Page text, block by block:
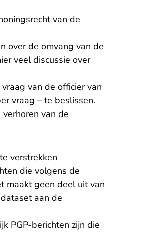
van de
over de omvang van de
veel discussie over
van de officier van
vraag – te beslissen.
van de
verstrekken
die volgens de
maakt geen deel uit van
aan de
PGP-berichten zijn die